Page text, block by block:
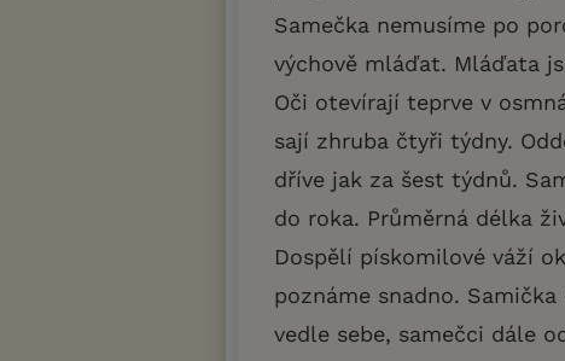
Samečka nemusíme po
výchově mláďat. Mláďata
Oči otevírají teprve v
sají zhruba čtyři týdny.
dříve jak za šest týdnů.
do roka. Průměrná délka
Dospělí pískomilové váží
poznáme snadno.
vedle sebe, samečci dále